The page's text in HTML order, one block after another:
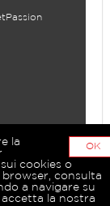
OK
la
cookies o
consulta
a navigare su
la nostra